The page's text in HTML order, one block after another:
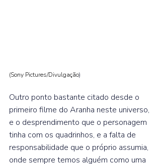
(Sony Pictures/Divulgação)
Outro ponto bastante citado desde o
primeiro filme do Aranha neste universo,
e o desprendimento que o personagem
tinha com os quadrinhos, e a falta de
responsabilidade que o próprio assumia,
onde sempre temos alguém como uma